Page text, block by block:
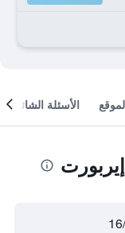
الأسئلة الشائعة